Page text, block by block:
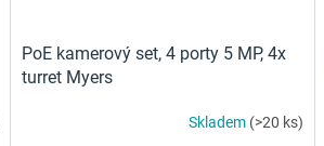
PoE kamerový set, 4 porty 5 MP, 4x
turret Myers
Skladem (>20 ks)